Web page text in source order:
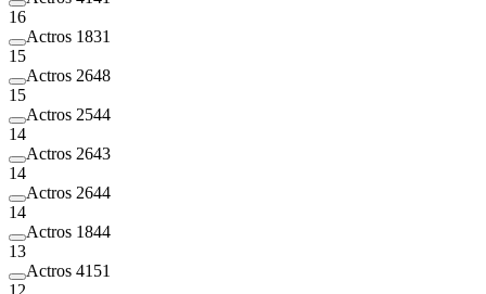
16
Actros 1831
15
Actros 2648
15
Actros 2544
14
Actros 2643
14
Actros 2644
14
Actros 1844
13
Actros 4151
12